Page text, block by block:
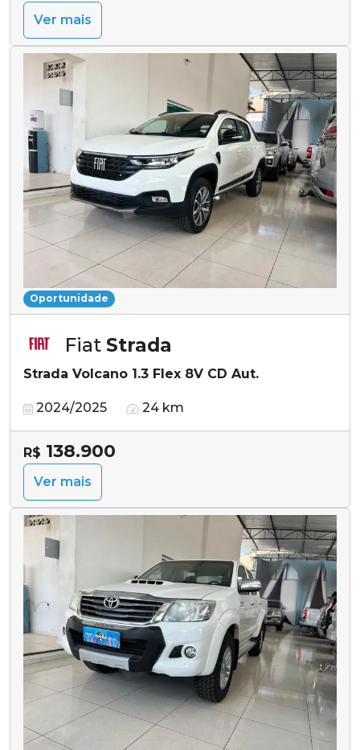
Ver mais
Oportunidade
Fiat Strada
Strada Volcano 1.3 Flex 8V CD Aut.
2024/2025 24 km
R$ 138.900
Ver mais